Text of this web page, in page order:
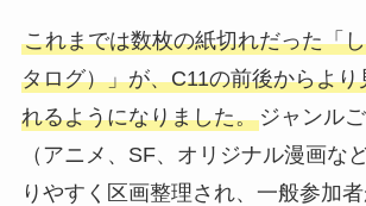
これまでは数枚の紙切れだった「
タログ）」が、C11の前後からよ
れるようになりました。ジャンル
（アニメ、SF、オリジナル漫画な
りやすく区画整理され、一般参加